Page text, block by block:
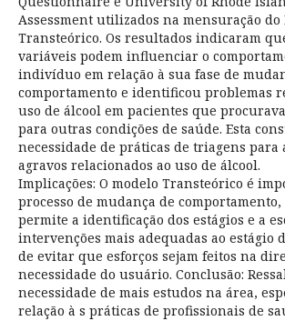
Assessment utilizados na mensuração do
Transteórico. Os resultados indicaram
variáveis podem influenciar o
indivíduo em relação à sua fase de
comportamento e identificou problemas
uso de álcool em pacientes que
para outras condições de saúde. Esta
necessidade de práticas de triagens para
agravos relacionados ao uso de álcool.
Implicações: O modelo Transteórico é
processo de mudança de
permite a identificação dos estágios e a
intervenções mais adequadas ao estágio
de evitar que esforços sejam feitos na
necessidade do usuário. Conclusão:
necessidade de mais estudos na área,
relação à s práticas de profissionais de